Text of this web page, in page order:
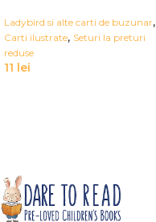
Ladybird si alte carti de buzunar,
Carti ilustrate, Seturi la preturi
reduse
11 lei